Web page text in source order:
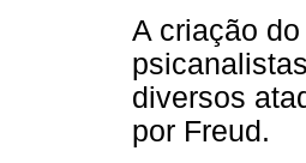
A criação
diversos
por Freud.